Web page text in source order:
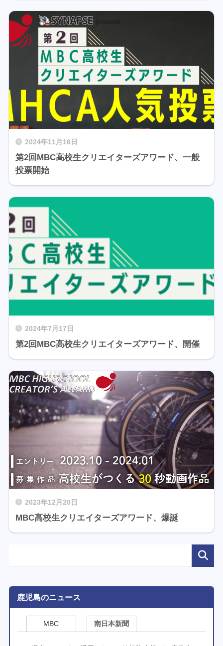
2024年11月16日
第2回MBC高校生クリエイターズアワード、一般
投票開始
2024年7月17日
第2回MBC高校生クリエイターズアワード、開催
2023年12月20日
MBC高校生クリエイターズアワード、爆誕
鹿児島のニュース
MBC 南日本新聞